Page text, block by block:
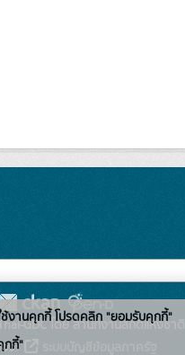
GDC โดย สำนักงานสถิติแห่งชาติ
ง:
ช้งานคุกกี้ โปรดคลิก "ยอมรับคุกกี้"
กกี้"